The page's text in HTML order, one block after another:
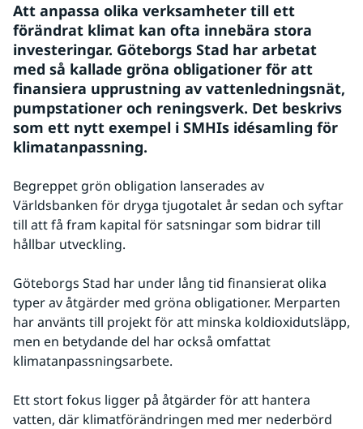
Att anpassa olika verksamheter till ett
förändrat klimat kan ofta innebära stora
investeringar. Göteborgs Stad har arbetat
med så kallade gröna obligationer för att
finansiera upprustning av vattenledningsnät,
pumpstationer och reningsverk. Det beskrivs
som ett nytt exempel i SMHIs idésamling för
klimatanpassning.
Begreppet grön obligation lanserades av
Världsbanken för dryga tjugotalet år sedan och syftar
till att få fram kapital för satsningar som bidrar till
hållbar utveckling.
Göteborgs Stad har under lång tid finansierat olika
typer av åtgärder med gröna obligationer. Merparten
har använts till projekt för att minska koldioxidutsläpp,
men en betydande del har också omfattat
klimatanpassningsarbete.
Ett stort fokus ligger på åtgärder för att hantera
vatten, där klimatförändringen med mer nederbörd